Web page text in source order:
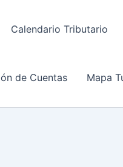
Calendario Tributario
de Cuentas Mapa